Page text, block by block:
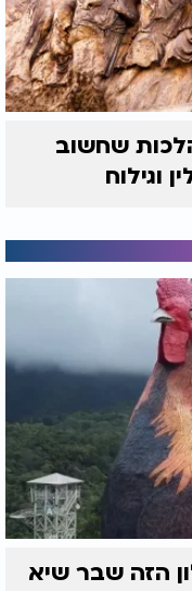
2026: כל ההלכות שחשוב
וגילוח
הזה שבר שיא